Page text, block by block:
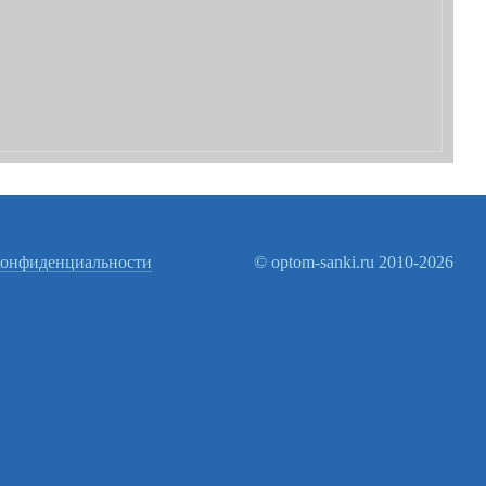
© optom-sanki.ru 2010-2026